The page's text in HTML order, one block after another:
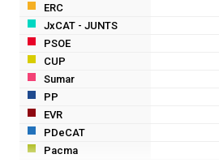
ERC
JxCAT - JUNTS
PSOE
CUP
Sumar
PP
EVR
PDeCAT
Pacma